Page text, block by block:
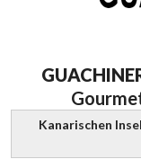
Kanarischen